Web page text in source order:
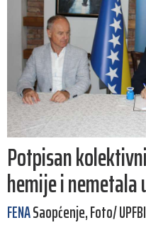
Potpisan
hemije i nemetala
FENASaopćenje, Foto/